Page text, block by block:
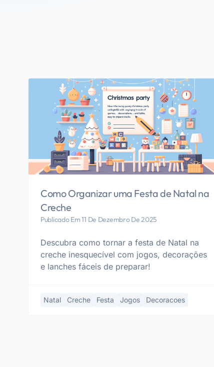
Como Organizar uma Festa de Natal na
Creche
Publicado Em 11 De Dezembro De 2025
Descubra como tornar a festa de Natal na
creche inesquecível com jogos, decorações
e lanches fáceis de preparar!
Natal Creche Festa Jogos Decoracoes